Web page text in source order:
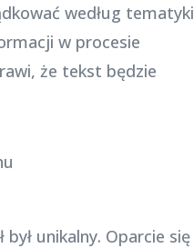
według tematyki
w procesie
że tekst będzie
unikalny. Oparcie się